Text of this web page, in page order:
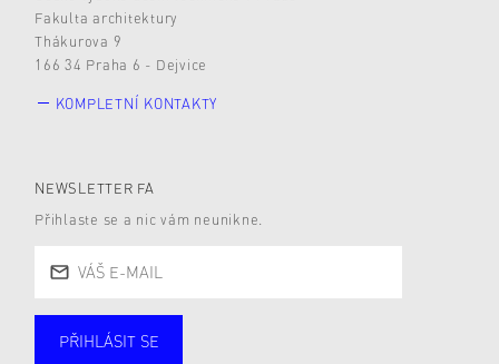
Fakulta architektury
Thákurova 9
166 34 Praha 6 - Dejvice
KOMPLETNÍ KONTAKTY
NEWSLETTER FA
Přihlaste se a nic vám neunikne.
PŘIHLÁSIT SE